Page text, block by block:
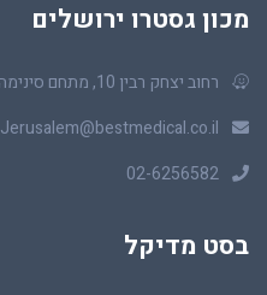
מכון גסטרו ירושלים
רחוב יצחק רבין 10, מתחם סינימה סיטי ירושלים
Jerusalem@bestmedical.co.il
02-6256582
בסט מדיקל